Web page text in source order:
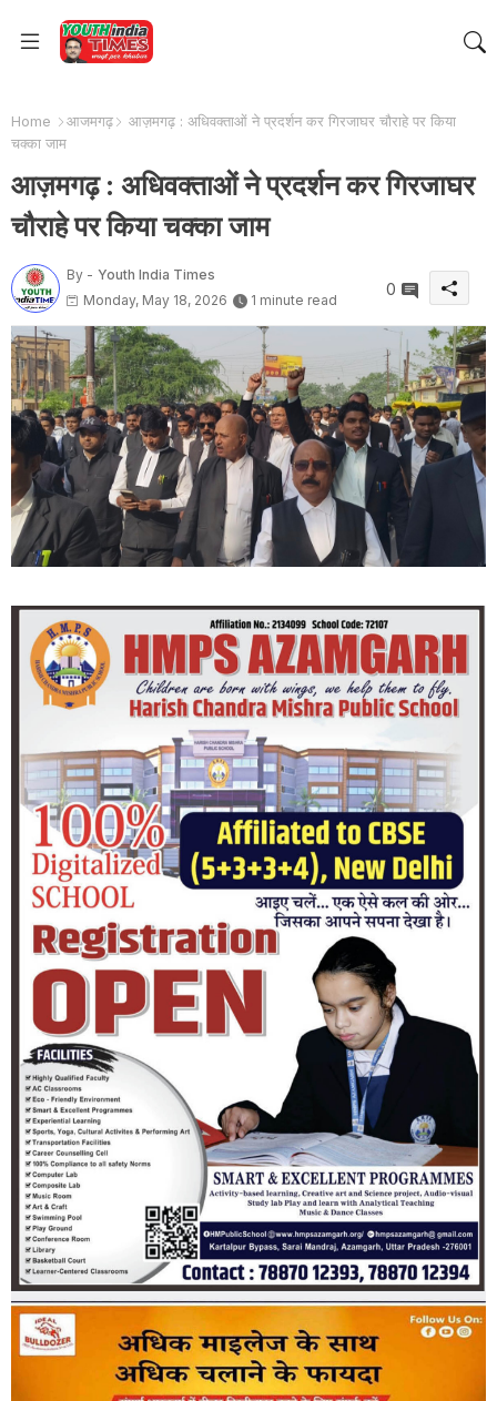
Home आजमगढ़
आज़मगढ़ : अधिवक्ताओं ने प्रदर्शन कर गिरजाघर चौराहे पर किया
चक्का जाम
आज़मगढ़ : अधिवक्ताओं ने प्रदर्शन कर गिरजाघर
चौराहे पर किया चक्का जाम
By - Youth India Times
Monday, May 18, 2026
1 minute read
0